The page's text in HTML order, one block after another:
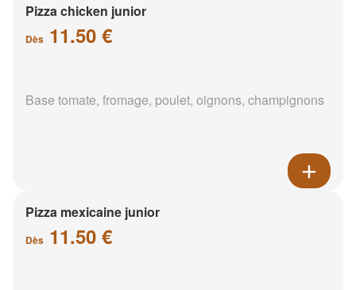
Pizza chicken junior
Dès 11.50 €
Base tomate, fromage, poulet, oignons, champignons
Pizza mexicaine junior
Dès 11.50 €